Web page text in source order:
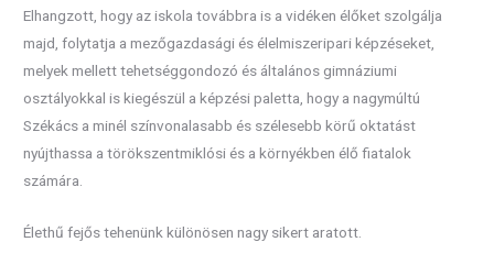
Elhangzott, hogy az iskola továbbra is a vidéken élőket szolgálja
majd, folytatja a mezőgazdasági és élelmiszeripari képzéseket,
melyek mellett tehetséggondozó és általános gimnáziumi
osztályokkal is kiegészül a képzési paletta, hogy a nagymúltú
Székács a minél színvonalasabb és szélesebb körű oktatást
nyújthassa a törökszentmiklósi és a környékben élő fiatalok
számára.
Élethű fejős tehenünk különösen nagy sikert aratott.